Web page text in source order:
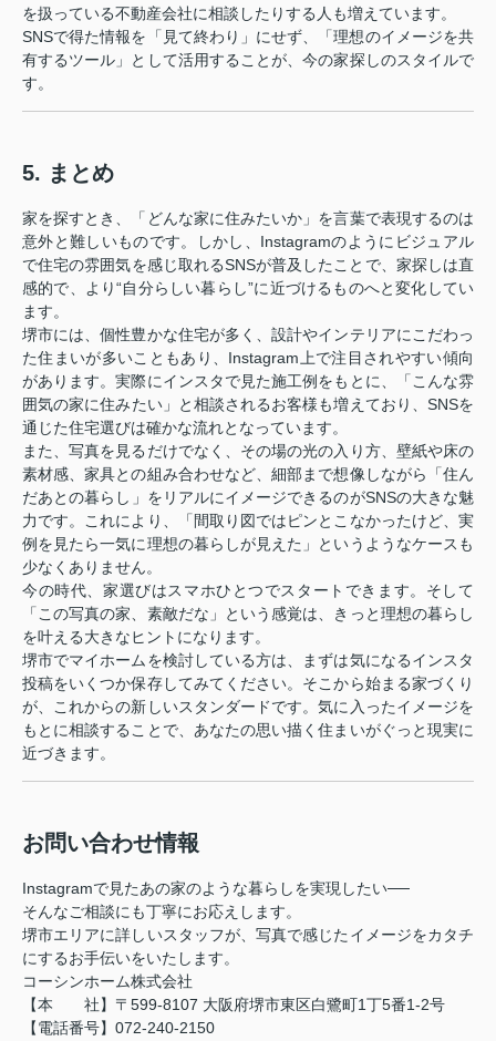
を扱っている不動産会社に相談したりする人も増えています。
SNSで得た情報を「見て終わり」にせず、「理想のイメージを共
有するツール」として活用することが、今の家探しのスタイルで
す。
5. まとめ
家を探すとき、「どんな家に住みたいか」を言葉で表現するのは
意外と難しいものです。しかし、Instagramのようにビジュアル
で住宅の雰囲気を感じ取れるSNSが普及したことで、家探しは直
感的で、より“自分らしい暮らし”に近づけるものへと変化してい
ます。
堺市には、個性豊かな住宅が多く、設計やインテリアにこだわっ
た住まいが多いこともあり、Instagram上で注目されやすい傾向
があります。実際にインスタで見た施工例をもとに、「こんな雰
囲気の家に住みたい」と相談されるお客様も増えており、SNSを
通じた住宅選びは確かな流れとなっています。
また、写真を見るだけでなく、その場の光の入り方、壁紙や床の
素材感、家具との組み合わせなど、細部まで想像しながら「住ん
だあとの暮らし」をリアルにイメージできるのがSNSの大きな魅
力です。これにより、「間取り図ではピンとこなかったけど、実
例を見たら一気に理想の暮らしが見えた」というようなケースも
少なくありません。
今の時代、家選びはスマホひとつでスタートできます。そして
「この写真の家、素敵だな」という感覚は、きっと理想の暮らし
を叶える大きなヒントになります。
堺市でマイホームを検討している方は、まずは気になるインスタ
投稿をいくつか保存してみてください。そこから始まる家づくり
が、これからの新しいスタンダードです。気に入ったイメージを
もとに相談することで、あなたの思い描く住まいがぐっと現実に
近づきます。
お問い合わせ情報
Instagramで見たあの家のような暮らしを実現したい──
そんなご相談にも丁寧にお応えします。
堺市エリアに詳しいスタッフが、写真で感じたイメージをカタチ
にするお手伝いをいたします。
コーシンホーム株式会社
【本 社】〒599-8107 大阪府堺市東区白鷺町1丁5番1-2号
【電話番号】072-240-2150